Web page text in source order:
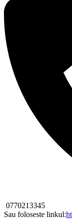
0770213345
Sau foloseste linkul: